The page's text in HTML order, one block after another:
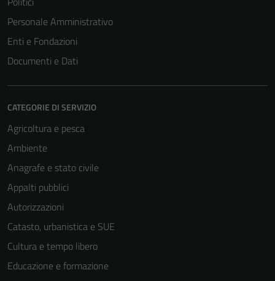
Personale Amministrativo
Enti e Fondazioni
Documenti e Dati
CATEGORIE DI SERVIZIO
Agricoltura e pesca
Ambiente
Anagrafe e stato civile
Appalti pubblici
Autorizzazioni
Catasto, urbanistica e SUE
Cultura e tempo libero
Educazione e formazione